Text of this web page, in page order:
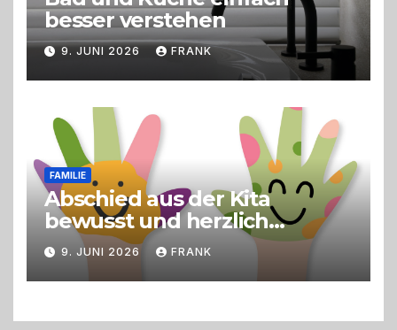
besser verstehen
9. JUNI 2026 FRANK
FAMILIE
Abschied aus der Kita
bewusst und herzlich
gestalten
9. JUNI 2026 FRANK